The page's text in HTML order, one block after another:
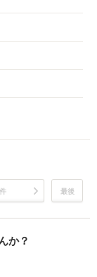
最後
か？